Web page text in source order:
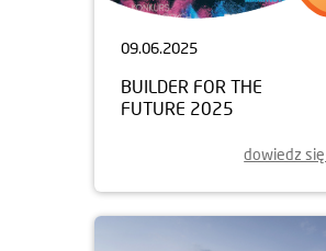
09.06.2025
BUILDER FOR THE
FUTURE 2025
dowiedz